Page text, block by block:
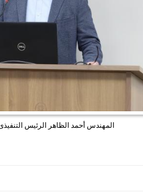
المهندس أحمد الظاهر الرئيس التنفيذى